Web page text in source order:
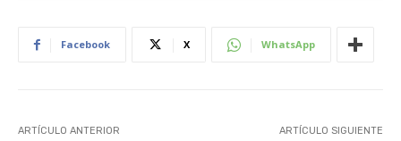
Facebook X WhatsApp
ARTÍCULO ANTERIOR ARTÍCULO SIGUIENTE